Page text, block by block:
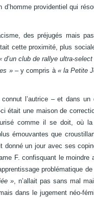
providentiel qui
des préjugés mais
cette proximité, plus
d’un club de rallye ultra-
» –y compris à « la Petite
l’autrice – et dans
était une maison de
comme il se doit, où la
émouvantes que
un jour avec ses
F. confisquant le moindre
problématique de
» , n’allait pas sans mal
dans le jugement néo-